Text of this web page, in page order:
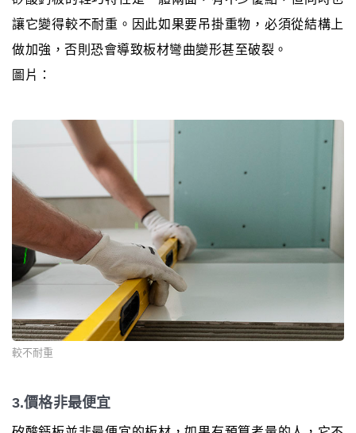
讓它變得較不耐重。因此如果要吊掛重物，必須從結構上
做加強，否則恐會導致板材彎曲變形甚至破裂。
圖片：
較不耐重
3.價格非最便宜